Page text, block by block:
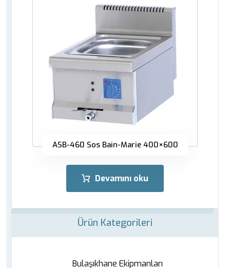
ASB-460 Sos Bain-Marie 400×600
Devamını oku
Ürün Kategorileri
Bulaşıkhane Ekipmanları